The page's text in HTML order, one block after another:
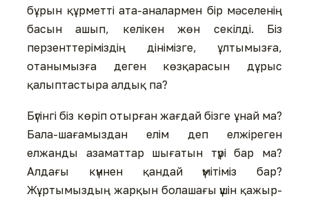
бұрын құрметті ата-аналармен бір мәселенің
басын ашып, келікен жөн секілді. Біз
перзенттеріміздің дінімізге, ұлтымызға,
отанымызға деген көзқарасын дұрыс
қалыптастыра алдық па?
Бүгінгі біз көріп отырған жағдай бізге ұнай ма?
Бала-шағамыздан елім деп елжіреген
елжанды азаматтар шығатын түрі бар ма?
Алдағы күннен қандай үмітіміз бар?
Жұртымыздың жарқын болашағы үшін қажыр-